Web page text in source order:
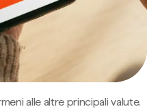
alle altre principali valute.